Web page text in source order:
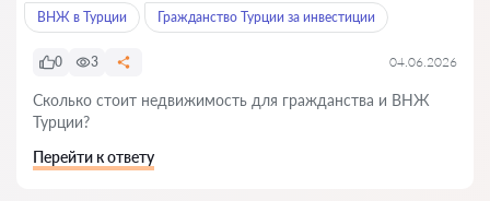
ВНЖ в Турции
Гражданство Турции за инвестиции
0 3 04.06.2026
Сколько стоит недвижимость для гражданства и ВНЖ
Турции?
Перейти к ответу